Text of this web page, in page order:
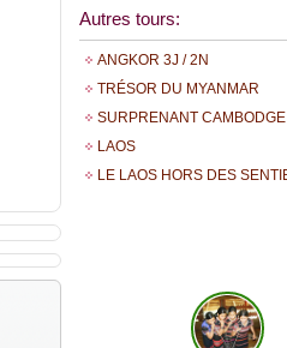
Autres tours:
ANGKOR 3J / 2N
TRÉSOR DU MYANMAR
SURPRENANT
LAOS
LE LAOS HORS DES